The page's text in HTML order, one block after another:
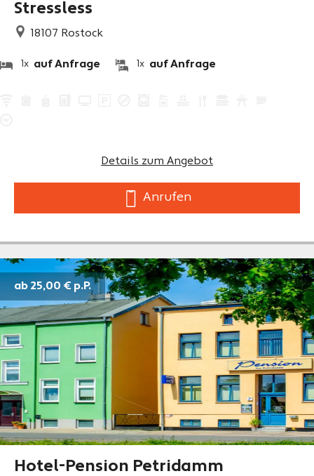
Stressless
18107 Rostock
1x auf Anfrage 1x auf Anfrage
Details zum Angebot
Anrufen
Hotel-Pension Petridamm
ab 25,00 € p.P.